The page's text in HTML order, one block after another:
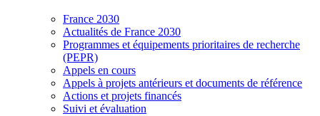
France 2030
Actualités de France 2030
Programmes et équipements prioritaires de recherche
(PEPR)
Appels en cours
Appels à projets antérieurs et documents de référence
Actions et projets financés
Suivi et évaluation